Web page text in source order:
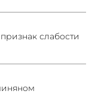
слабости